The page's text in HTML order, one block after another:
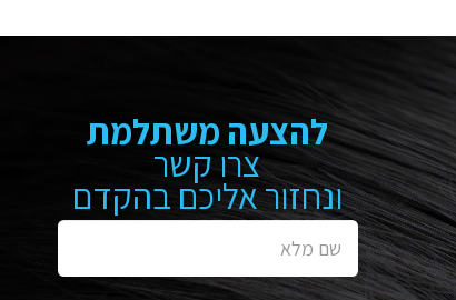
להצעה משתלמת
צרו קשר
ונחזור אליכם בהקדם